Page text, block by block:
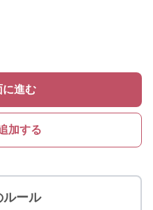
に進む
加する
ルール